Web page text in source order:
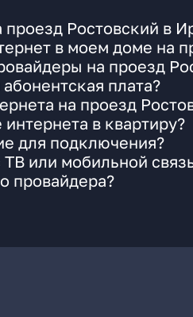
Ростовский в
в моем доме на
на проезд
плата?
на проезд
в квартиру?
для подключения?
или мобильной
провайдера?